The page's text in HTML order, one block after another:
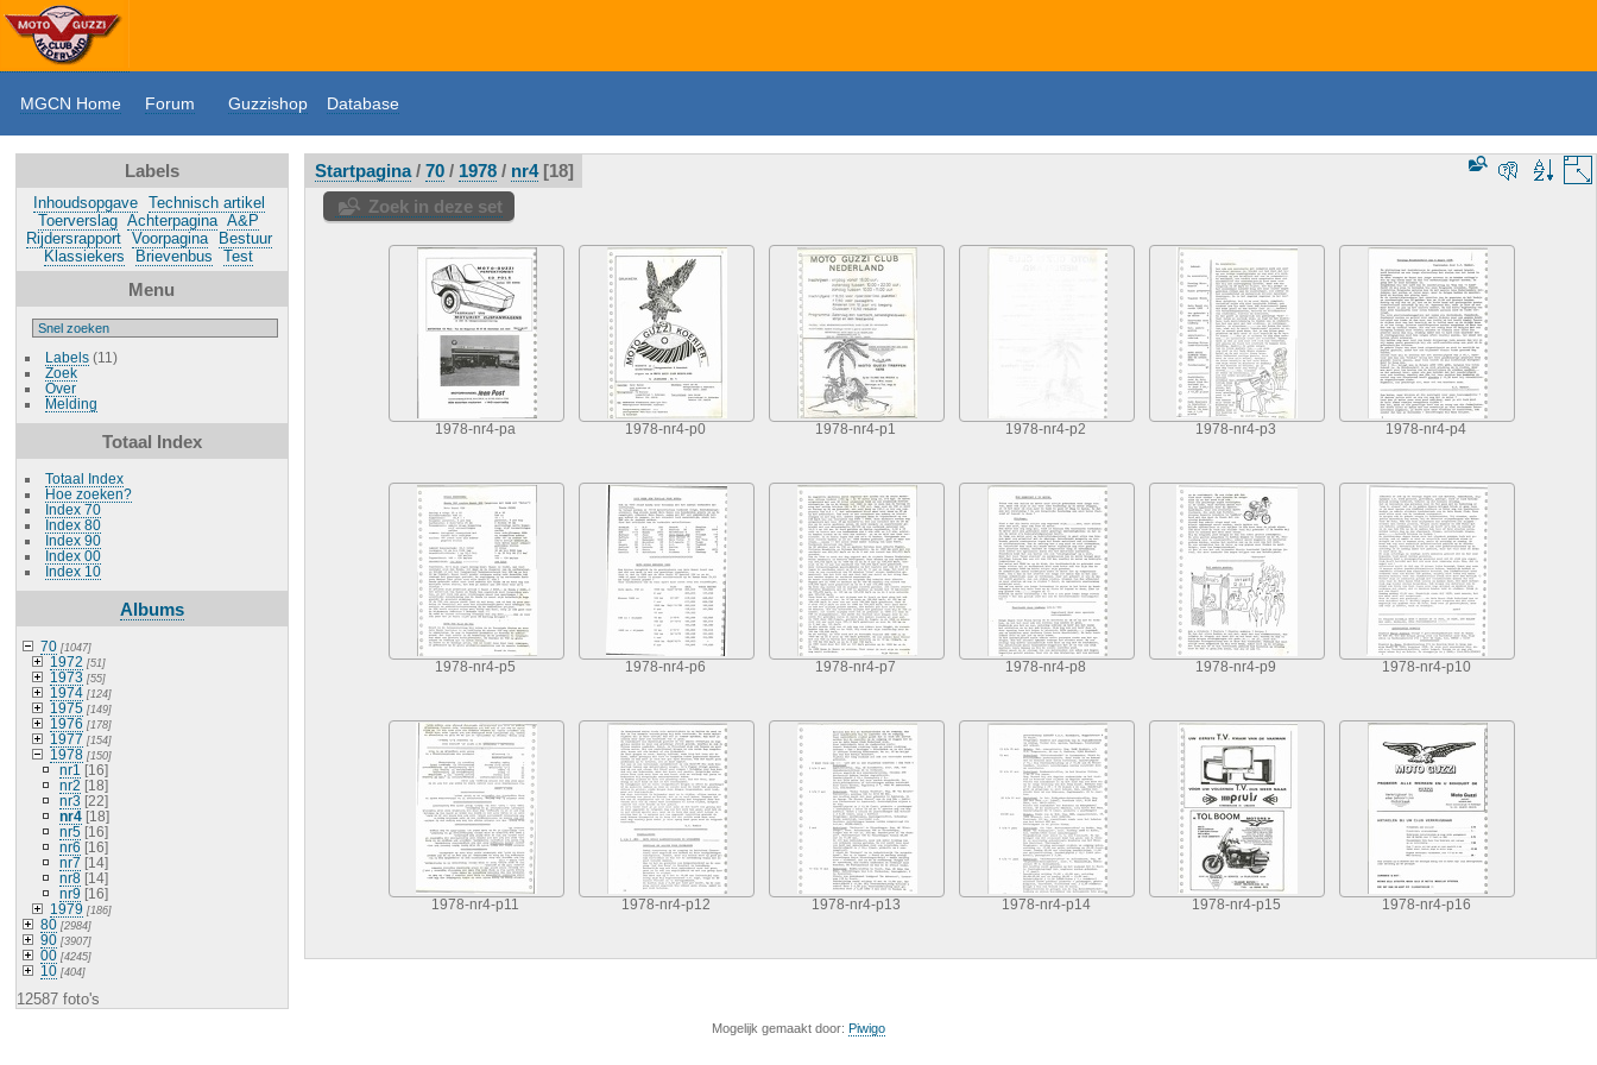
MGCN Home Forum Guzzishop Database
Labels
Inhoudsopgave
Technisch artikel
Toerverslag Achterpagina A&P
Rijdersrapport
Voorpagina
Bestuur
Klassiekers
Brievenbus Test
Menu
Labels(11)
Zoek
Over
Melding
Totaal Index
Totaal Index
Hoe zoeken?
Index 70
Index 80
Index 90
Index 00
Index 10
Albums
70[1047]
1972 [51]
1973 [55]
1974[124]
1975[149]
1976 [178]
1977 [154]
1978[150]
nr1 [16]
nr2 [18]
nr3 [22]
nr4[18]
nr5[16]
nr6 [16]
nr7 [14]
nr8[14]
nr9 [16]
1979 [186]
80[2984]
90[3907]
00[4245]
10[404]
12587 foto's
Startpagina/ 70/ 1978/ nr4 18
Zoek in deze set
1978-nr4-pa 1978-nr4-p0 1978-nr4-p1 1978-nr4-p2 1978-nr4-p3 1978-nr4-p4
1978-nr4-p5 1978-nr4-p6 1978-nr4-p7 1978-nr4-p8 1978-nr4-p9 1978-nr4-p10
1978-nr4-p11 1978-nr4-p12 1978-nr4-p13 1978-nr4-p14 1978-nr4-p15 1978-nr4-p16
Mogelijk gemaakt door: Piwigo